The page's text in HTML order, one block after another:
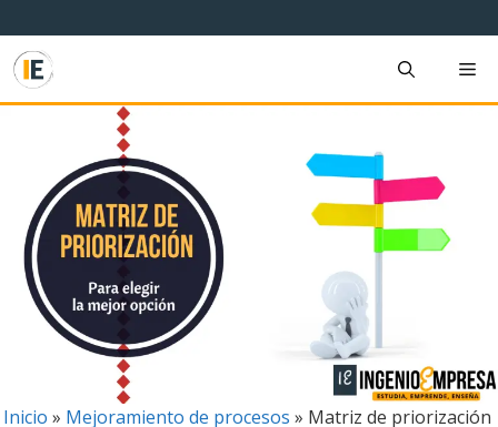
al
contenido
Inicio » Mejoramiento de procesos » Matriz de priorización